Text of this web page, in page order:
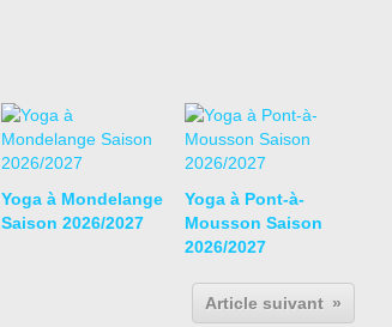
Yoga à Mondelange
Saison 2026/2027
Yoga à Pont-à-
Mousson Saison
2026/2027
Article suivant